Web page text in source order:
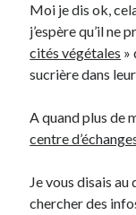
Photos
Post inutile
Proust
Sons
Tavukoi
Vidéos
Moi je dis ok,
j’espère qu’il ne
cités végétales »
sucrière dans
A quand plus de
centre
Je vous disais au
chercher des